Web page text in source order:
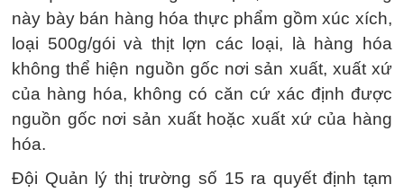
này bày bán hàng hóa thực phẩm gồm xúc xích,
loại 500g/gói và thịt lợn các loại, là hàng hóa
không thể hiện nguồn gốc nơi sản xuất, xuất xứ
của hàng hóa, không có căn cứ xác định được
nguồn gốc nơi sản xuất hoặc xuất xứ của hàng
hóa.
Đội Quản lý thị trường số 15 ra quyết định tạm